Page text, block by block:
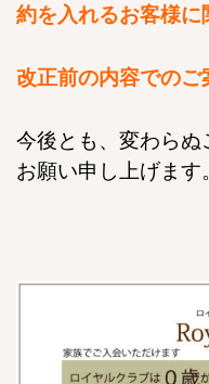
約を入れるお客様に
改正前の内容でのご
今後とも、変わらぬ
お願い申し上げます